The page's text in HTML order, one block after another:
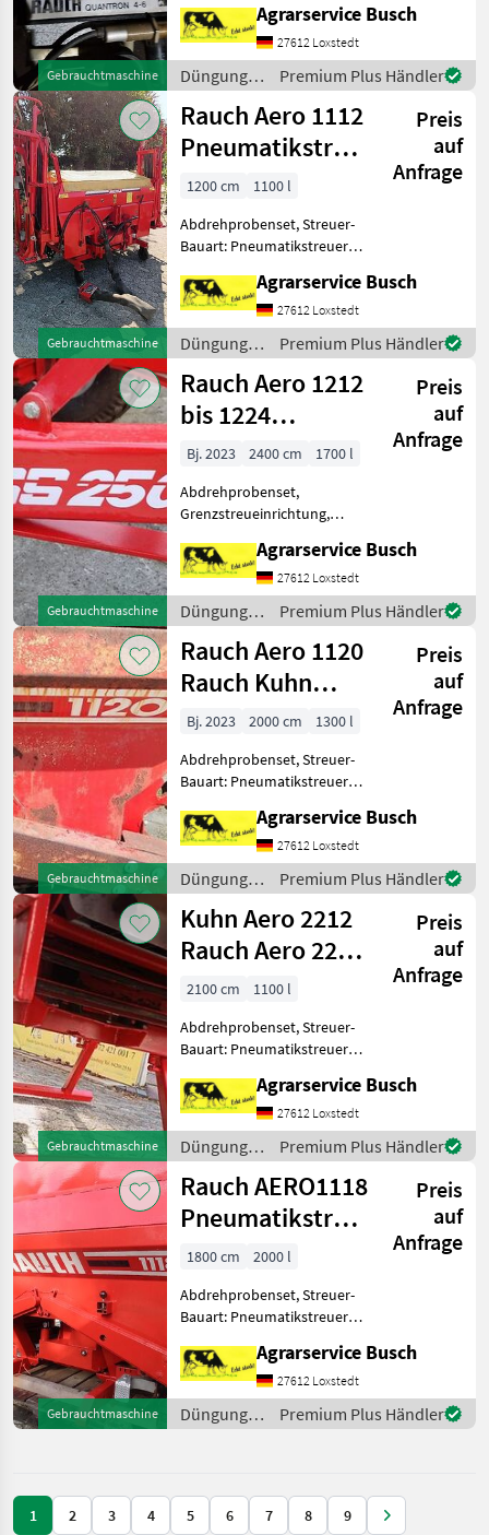
Gebrauchtmaschine
hydr. Betätigung,
Reihenstreuvorrichtung,
Streumengenverstellung
Verkauft im April 2025 nach
Os
Agrarservice Busch
27612 Loxstedt
Düngung
und
Beregnung
/ Rauch
Premium Plus Händler
Gebrauchtmaschine
Rauch Aero 1112
Pneumatikstreuer
12 m Arbeitsbre
Preis
auf
Anfrage
1200 cm
1100 l
Abdrehprobenset, Streuer-
Bauart: Pneumatikstreuer,
hydr. Betätigung,
Reihenstreuvorrichtung,
Streumengenverstellung
Text in deutscher, english
und
Agrarservice Busch
27612 Loxstedt
Düngung
und
Beregnung
/ Rauch
Premium Plus Händler
Gebrauchtmaschine
Rauch Aero 1212
bis 1224
Pneumatikstreuer
Fahrge
Preis
auf
Anfrage
Bj. 2023 2400 cm
1700 l
Abdrehprobenset,
Grenzstreueinrichtung,
Reihenstreuvorrichtung,
Streumengenverstellung
Kuhn Aero Fahrgestell für
Düngerstreuer FGS 2500
Rauch Aero FGS
Agrarservice Busch
27612 Loxstedt
Düngung
und
Beregnung
/ Rauch
Premium Plus Händler
Gebrauchtmaschine
Rauch Aero 1120
Rauch Kuhn
RAUCH AERO
1120 Pnema
Preis
auf
Anfrage
Bj. 2023 2000 cm
1300 l
Abdrehprobenset, Streuer-
Bauart: Pneumatikstreuer,
hydr. Betätigung,
Reihenstreuvorrichtung,
Streumengenverstellung
Rauch AERO 1120 mit EMT
4-3 Ste
Agrarservice Busch
27612 Loxstedt
Düngung
und
Beregnung
/ Rauch
Premium Plus Händler
Gebrauchtmaschine
Kuhn Aero 2212
Rauch Aero 2212
Rauch KUHN
AERO 2
Preis
auf
Anfrage
2100 cm
1100 l
Abdrehprobenset, Streuer-
Bauart: Pneumatikstreuer,
Reihenstreuvorrichtung,
Streumengenverstellung
Kuhn Aero 2221
Pneumatikstreuer (optional
in aufgesat
Agrarservice Busch
27612 Loxstedt
Düngung
und
Beregnung
/ Rauch
Premium Plus Händler
Gebrauchtmaschine
Rauch AERO1118
Pneumatikstreuer
18m Arbeitsbreit
Preis
auf
Anfrage
1800 cm
2000 l
Abdrehprobenset, Streuer-
Bauart: Pneumatikstreuer,
hydr. Betätigung,
Reihenstreuvorrichtung,
Streumengenverstellung
Rauch AERO 1118 Geräte Nr:
Agrarservice Busch
27612 Loxstedt
Düngung
und
Premium Plus Händler
1 2 3 4 5 6 7 8 9